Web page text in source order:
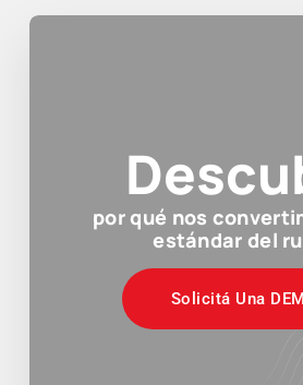
por qué nos
estándar del
Solicitá Una